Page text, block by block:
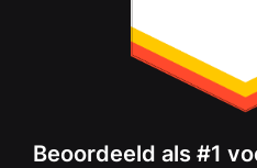
Beoordeeld als #1